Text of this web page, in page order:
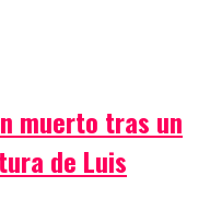
muerto tras un
de Luis